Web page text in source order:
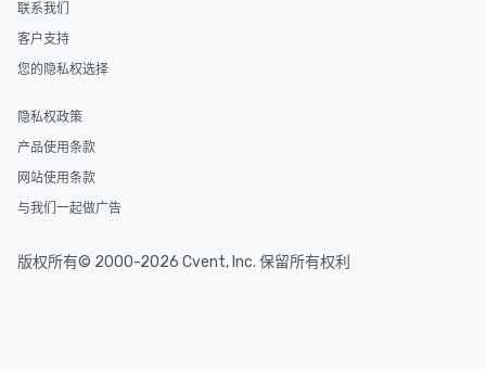
联系我们
客户支持
您的隐私权选择
隐私权政策
产品使用条款
网站使用条款
与我们一起做广告
版权所有© 2000-2026 Cvent, Inc. 保留所有权利